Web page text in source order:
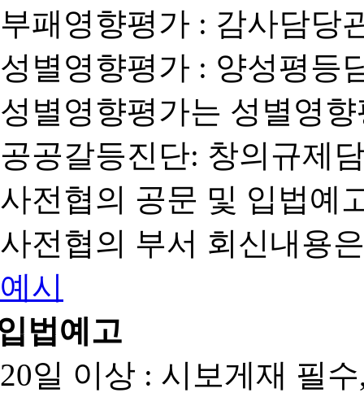
부패영향평가 : 감사담당
성별영향평가 : 양성평등
성별영향평가는 성별영
공공갈등진단: 창의규제
사전협의 공문 및 입법예
사전협의 부서 회신내용
예시
법예고
20일 이상 : 시보게재 필